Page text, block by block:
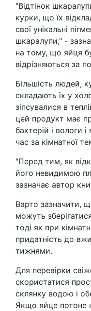
"Відтінок
курки, що їх
свої унікальні
шкаралупи," -
на тому, що яйця
відрізняються за
Більшість людей,
складають їх у
зіпсувалися в
цей продукт має
бактерій і вологи
час за кімнатної
"Перед тим, як
його невидимою
зазначає автор
Варто зазначити,
можуть
тоді як при
придатність до
тижнями.
Для перевірки
скористатися
склянку водою і
Якщо яйце потоне